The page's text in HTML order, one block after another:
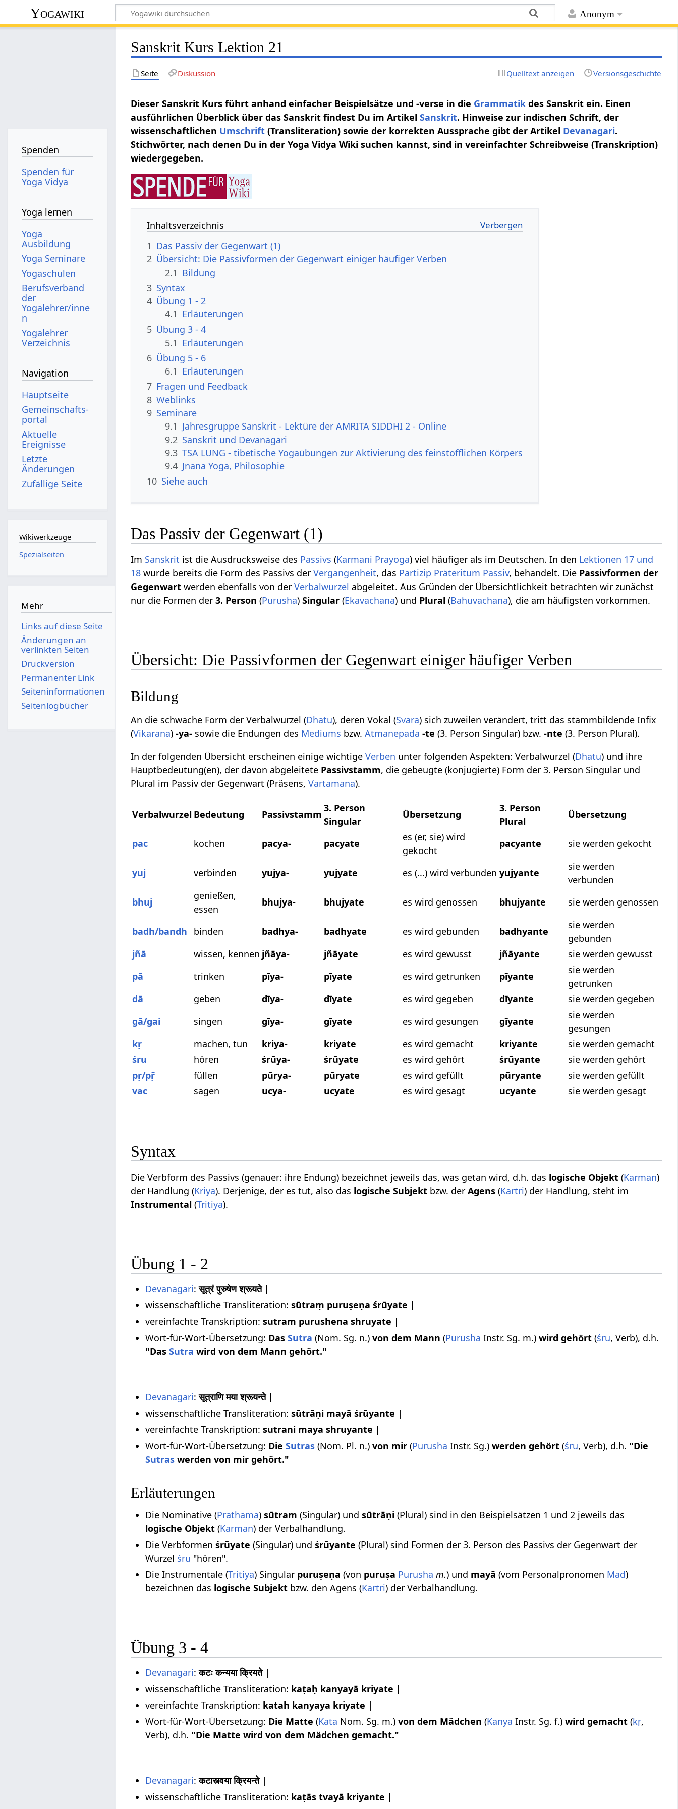
Anonym
Yogawiki
Sanskrit Kurs Lektion 21
Seite Diskussion Quelltext anzeigen Versionsgeschichte
Dieser Sanskrit Kurs führt anhand einfacher Beispielsätze und -verse in die Grammatik des Sanskrit ein. Einen
ausführlichen Überblick über das Sanskrit findest Du im ArtikelSanskrit. Hinweise zur indischen Schrift, der
wissenschaftlichen Umschrift (Transliteration) sowie der korrekten Aussprache gibt der Artikel Devanagari.
Stichwörter, nach denen Du in der Yoga Vidya Wiki suchen kannst, sind in vereinfachter Schreibweise (Transkription)
wiedergegeben.
Inhaltsverzeichnis
1 Das Passiv der Gegenwart (1)
2 Übersicht: Die Passivformen der Gegenwart einiger häufiger Verben
2.1 Bildung
3 Syntax
4 Übung 1 - 2
4.1 Erläuterungen
5 Übung 3 - 4
5.1 Erläuterungen
6 Übung 5 - 6
6.1 Erläuterungen
7 Fragen und Feedback
8 Weblinks
9 Seminare
9.1 Jahresgruppe Sanskrit - Lektüre der AMRITA SIDDHI 2 - Online
9.2 Sanskrit und Devanagari
9.3 TSA LUNG - tibetische Yogaübungen zur Aktivierung des feinstofflichen Körpers
9.4 Jnana Yoga, Philosophie
10 Siehe auch
Das Passiv der Gegenwart (1)
Im Sanskrit ist die Ausdrucksweise des Passivs (Karmani Prayoga) viel häufiger als im Deutschen. In den Lektionen 17 und
18 wurde bereits die Form des Passivs derVergangenheit, das Partizip Präteritum Passiv, behandelt. Die Passivformen der
Gegenwart werden ebenfalls von derVerbalwurzel abgeleitet. Aus Gründen der Übersichtlichkeit betrachten wir zunächst
nur die Formen der3. Person (Purusha)Singular (Ekavachana) und Plural (Bahuvachana), die am häufigsten vorkommen.
Übersicht: Die Passivformen der Gegenwart einiger häufiger Verben
Bildung
An die schwache Form der Verbalwurzel (Dhatu), deren Vokal (Svara) sich zuweilen verändert, tritt das stammbildende Infix
(Vikarana)-ya- sowie die Endungen des Mediums bzw.Atmanepada -te (3. Person Singular) bzw.-nte (3. Person Plural).
In der folgenden Übersicht erscheinen einige wichtigeVerben unter folgenden Aspekten: Verbalwurzel (Dhatu) und ihre
Hauptbedeutung(en), der davon abgeleitete Passivstamm, die gebeugte (konjugierte) Form der 3. Person Singular und
Plural im Passiv der Gegenwart (Präsens,Vartamana).
Verbalwurzel Bedeutung Passivstamm
3. Person
Singular
Übersetzung
3. Person
Plural
Übersetzung
pac kochen pacya- pacyate
es (er, sie) wird
gekocht
pacyante sie werden gekocht
yuj verbinden yujya- yujyate es (...) wird verbunden yujyante
sie werden
verbunden
bhuj
genießen,
essen
bhujya- bhujyate es wird genossen bhujyante sie werden genossen
badh/bandh binden badhya- badhyate es wird gebunden badhyante
sie werden
gebunden
jñā
wissen, kennen jñāya- jñāyate es wird gewusst jñāyante
sie werden gewusst
pā
trinken pīya- pīyate es wird getrunken pīyante
sie werden
getrunken
dā
geben dīya- dīyate es wird gegeben dīyante
sie werden gegeben
gā/gai
singen gīya- gīyate es wird gesungen gīyante
sie werden
gesungen
kṛ
machen, tun kriya- kriyate es wird gemacht kriyante
sie werden gemacht
śru
hören śrūya- śrūyate es wird gehört śrūyante
sie werden gehört
pṛ/pṝ
füllen pūrya- pūryate es wird gefüllt pūryante
sie werden gefüllt
vac
sagen ucya- ucyate es wird gesagt ucyante sie werden gesagt
Syntax
Die Verbform des Passivs (genauer: ihre Endung) bezeichnet jeweils das, was getan wird, d.h. das logische Objekt (Karman)
der Handlung (Kriya). Derjenige, der es tut, also das logische Subjekt bzw. derAgens (Kartri) der Handlung, steht im
Instrumental (Tritiya).
Übung 1 - 2
Devanagari:सूत्रं पुरुषेण श्रूयते |
wissenschaftliche Transliteration:sūtraṃ puruṣeṇa śrūyate |
vereinfachte Transkription:sutram purushena shruyate |
Wort-für-Wort-Übersetzung: DasSutra (Nom. Sg. n.)von dem Mann (Purusha Instr. Sg. m.)wird gehört (śru, Verb), d.h.
"DasSutra wird von dem Mann gehört."
Devanagari:सूत्राणि मया श्रूयन्ते |
wissenschaftliche Transliteration:sūtrāṇi mayā śrūyante |
vereinfachte Transkription:sutrani maya shruyante |
Wort-für-Wort-Übersetzung: DieSutras (Nom. Pl. n.)von mir (Purusha Instr. Sg.)werden gehört (śru, Verb), d.h. "Die
Sutras werden von mir gehört."
Erläuterungen
Die Nominative (Prathama)sūtram (Singular) undsūtrāṇi (Plural) sind in den Beispielsätzen 1 und 2 jeweils das
logische Objekt (Karman) der Verbalhandlung.
Die Verbformenśrūyate (Singular) undśrūyante (Plural) sind Formen der 3. Person des Passivs der Gegenwart der
Wurzel śru "hören".
Die Instrumentale (Tritiya) Singular puruṣeṇa (von puruṣa Purusha m.) und mayā (vom Personalpronomen Mad)
bezeichnen das logische Subjekt bzw. den Agens (Kartri) der Verbalhandlung.
Übung 3 - 4
Devanagari:कटः कन्यया क्रियते |
wissenschaftliche Transliteration: kaṭaḥ kanyayā kriyate |
vereinfachte Transkription: katah kanyaya kriyate |
Wort-für-Wort-Übersetzung: Die Matte (Kata Nom. Sg. m.)von dem Mädchen (Kanya Instr. Sg. f.)wird gemacht (kṛ,
Verb), d.h. "Die Matte wird von dem Mädchen gemacht."
Devanagari:कटास्त्वया क्रियन्ते |
wissenschaftliche Transliteration: kaṭās tvayā kriyante |
Spenden
Spenden für
Yoga Vidya
Yoga lernen
Yoga
Ausbildung
Yoga Seminare
Yogaschulen
Berufsverband
der
Yogalehrer/inne
n
Yogalehrer
Verzeichnis
Navigation
Hauptseite
Gemeinschafts­
portal
Aktuelle
Ereignisse
Letzte
Änderungen
Zufällige Seite
Wikiwerkzeuge
Spezialseiten
Mehr
Links auf diese Seite
Änderungen an
verlinkten Seiten
Druckversion
Permanenter Link
Seiten­­informationen
Seitenlogbücher